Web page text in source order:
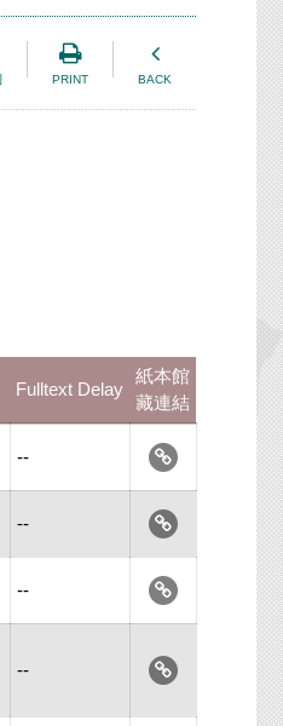
PRINT BACK
Fulltext Delay
紙本館
藏連結
--
--
--
--